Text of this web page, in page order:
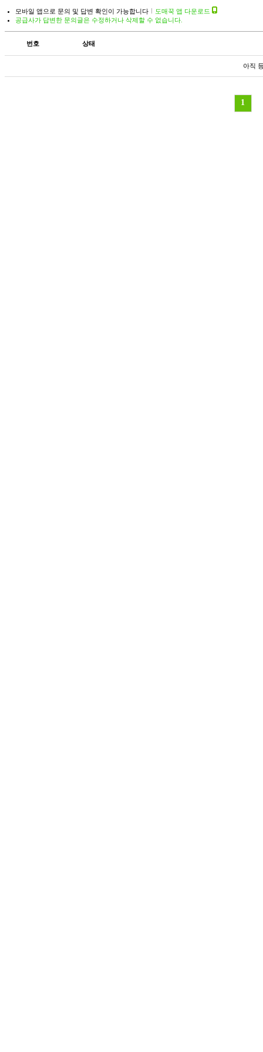
모바일 앱으로 문의 및 답변 확인이 가능합니다
도매꾹 앱 다운로드
공급사가 답변한 문의글은 수정하거나 삭제할 수 없습니다.
번호 상태
아직
1